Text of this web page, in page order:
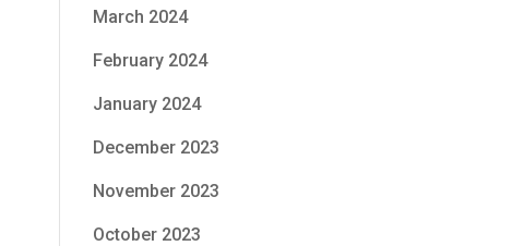
March 2024
February 2024
January 2024
December 2023
November 2023
October 2023